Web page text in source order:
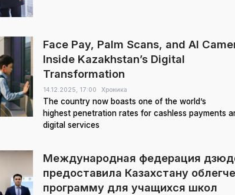
Face Pay, Palm Scans, and AI
Inside Kazakhstan’s Digital
Transformation
14.12.2025, 17:00 Хроника
The country now boasts one of the world’s
highest penetration rates for cashless payments
digital services
Международная федерация
предоставила Казахстану
программу для учащихся школ